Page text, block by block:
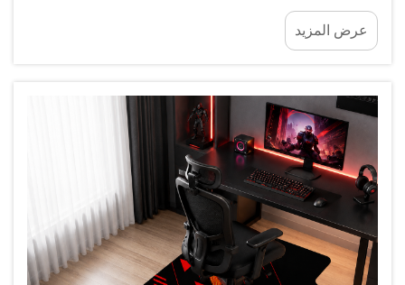
تركيب المادة المناسب ما إذا كانت سجادة رمل القطط ستلتقط الحبيبات
المتناثرة بكفاءة أم لا...
عرض المزيد